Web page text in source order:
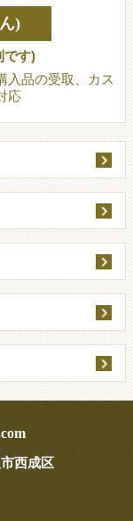
)
です)
入品の受取、カス
応
西成区